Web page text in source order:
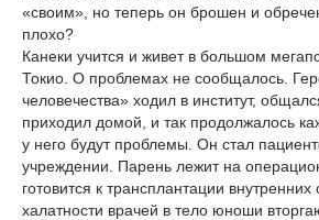
«своим», но теперь он брошен и
плохо?
Канеки учится и живет в большом
Токио. О проблемах не сообщалось.
человечества» ходил в институт,
приходил домой, и так продолжалось
у него будут проблемы. Он стал
учреждении. Парень лежит на
готовится к трансплантации внутренних
халатности врачей в тело юноши